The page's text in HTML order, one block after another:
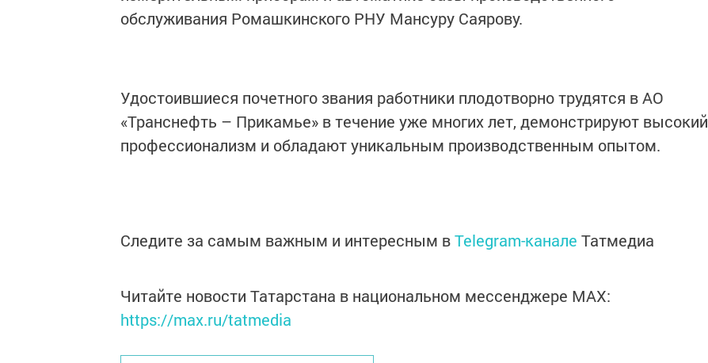
обслуживания Ромашкинского РНУ Мансуру Саярову.
Удостоившиеся почетного звания работники плодотворно трудятся в АО
«Транснефть – Прикамье» в течение уже многих лет, демонстрируют высокий
профессионализм и обладают уникальным производственным опытом.
Следите за самым важным и интересным вTelegram-канале Татмедиа
Читайте новости Татарстана в национальном мессенджере MАХ:
https://max.ru/tatmedia